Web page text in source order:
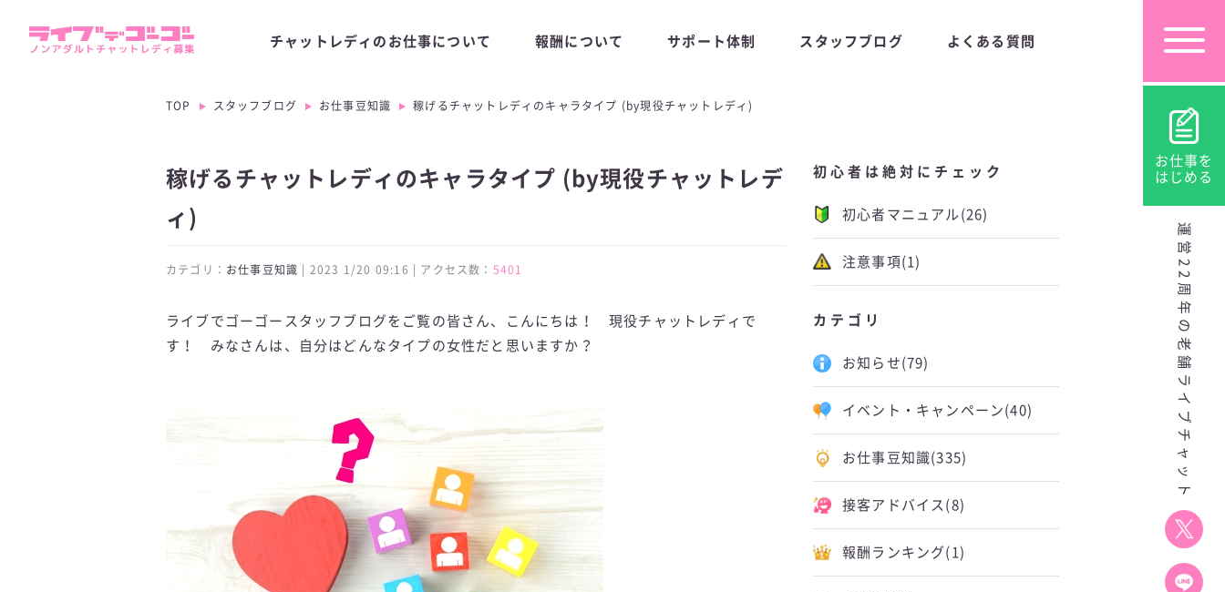
お仕事を
はじめる
運営22周年の老舗ライブチャット
チャットレディのお仕事について 報酬について サポート体制 スタッフブログ よくある質問
TOP スタッフブログ お仕事豆知識 稼げるチャットレディのキャラタイプ (by現役チャットレディ)
稼げるチャットレディのキャラタイプ (by現役チャットレデ
ィ)
カテゴリ： お仕事豆知識 | 2023 1/20 09:16 | アクセス数： 5401
ライブでゴーゴースタッフブログをご覧の皆さん、こんにちは！ 現役チャットレディで
す！ みなさんは、自分はどんなタイプの女性だと思いますか？
初心者は絶対にチェック
初心者マニュアル (26)
注意事項 (1)
カテゴリ
お知らせ (79)
イベント・キャンペーン (40)
お仕事豆知識(335)
接客アドバイス (8)
報酬ランキング (1)